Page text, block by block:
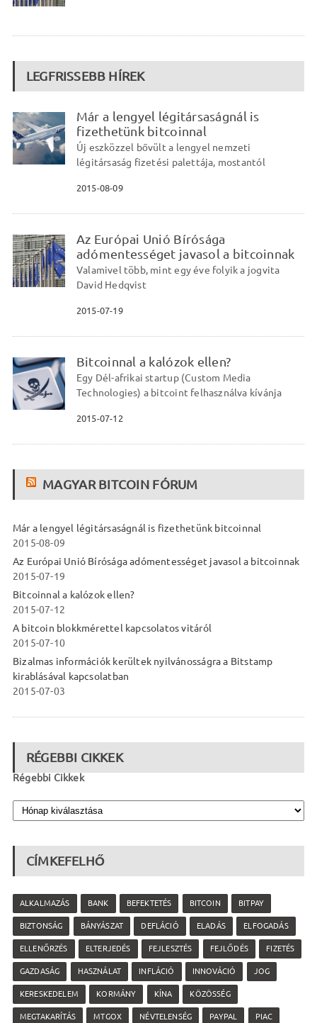
LEGFRISSEBB HÍREK
Már a lengyel légitársaságnál is
fizethetünk bitcoinnal
Új eszközzel bővült a lengyel nemzeti
légitársaság fizetési palettája, mostantól
2015-08-09
Az Európai Unió Bírósága
adómentességet javasol a bitcoinnak
Valamivel több, mint egy éve folyik a jogvita
David Hedqvist
2015-07-19
Bitcoinnal a kalózok ellen?
Egy Dél-afrikai startup (Custom Media
Technologies) a bitcoint felhasználva kívánja
2015-07-12
MAGYAR BITCOIN FÓRUM
Már a lengyel légitársaságnál is fizethetünk bitcoinnal
2015-08-09
Az Európai Unió Bírósága adómentességet javasol a bitcoinnak
2015-07-19
Bitcoinnal a kalózok ellen?
2015-07-12
A bitcoin blokkmérettel kapcsolatos vitáról
2015-07-10
Bizalmas információk kerültek nyilvánosságra a Bitstamp
kirablásával kapcsolatban
2015-07-03
RÉGEBBI CIKKEK
Régebbi Cikkek
CÍMKEFELHŐ
ALKALMAZÁS BANK BEFEKTETÉS BITCOIN BITPAY
BIZTONSÁG BÁNYÁSZAT DEFLÁCIÓ ELADÁS ELFOGADÁS
ELLENŐRZÉS ELTERJEDÉS FEJLESZTÉS FEJLŐDÉS FIZETÉS
GAZDASÁG HASZNÁLAT INFLÁCIÓ INNOVÁCIÓ JOG
KERESKEDELEM KORMÁNY KÍNA KÖZÖSSÉG
MEGTAKARÍTÁS MTGOX NÉVTELENSÉG PAYPAL PIAC